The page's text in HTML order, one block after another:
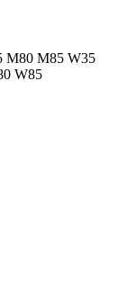
M80 M85 W35
W85